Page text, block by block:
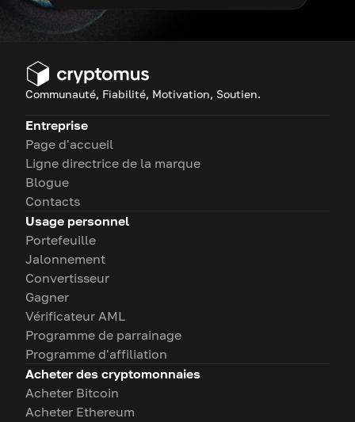
Communauté, Fiabilité, Motivation, Soutien.
Entreprise
Page d'accueil
Ligne directrice de la marque
Blogue
Contacts
Usage personnel
Portefeuille
Jalonnement
Convertisseur
Gagner
Vérificateur AML
Programme de parrainage
Programme d'affiliation
Acheter des cryptomonnaies
Acheter Bitcoin
Acheter Ethereum